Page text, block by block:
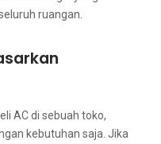
ruangan.
AC dі ѕеbuаh toko,
kebutuhan saja. Jіkа